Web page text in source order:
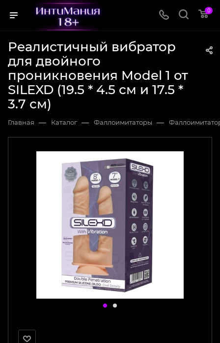
0
Реалистичный вибратор
для двойного
проникновения Model 1 от
SILEXD (19.5 * 4.5 см и 17.5 *
3.7 см)
Главная — Каталог — Фаллоимитаторы —